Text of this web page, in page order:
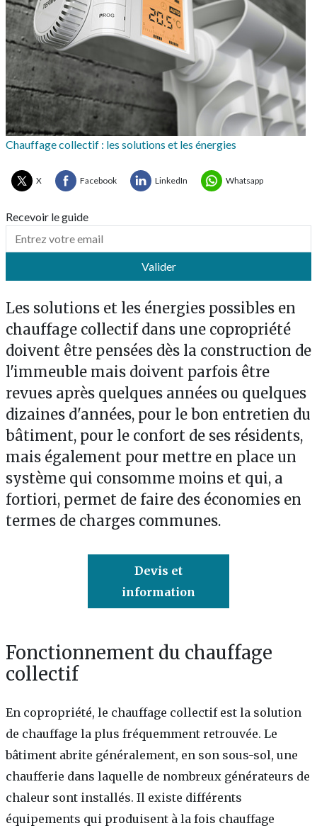
Chauffage collectif : les solutions et les énergies
X Facebook LinkedIn Whatsapp
Recevoir le guide
Valider
Les solutions et les énergies possibles en
chauffage collectif dans une copropriété
doivent être pensées dès la construction de
l'immeuble mais doivent parfois être
revues après quelques années ou quelques
dizaines d'années, pour le bon entretien du
bâtiment, pour le confort de ses résidents,
mais également pour mettre en place un
système qui consomme moins et qui, a
fortiori, permet de faire des économies en
termes de charges communes.
Devis et
information
Fonctionnement du chauffage
collectif
En copropriété, le chauffage collectif est la solution
de chauffage la plus fréquemment retrouvée. Le
bâtiment abrite généralement, en son sous-sol, une
chaufferie dans laquelle de nombreux générateurs de
chaleur sont installés. Il existe différents
équipements qui produisent à la fois chauffage